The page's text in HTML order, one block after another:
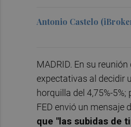
Antonio Castelo
MADRID. En su
expectativas al decidir
horquilla del 4,75%-
FED envió un mensaje
que "las subidas de